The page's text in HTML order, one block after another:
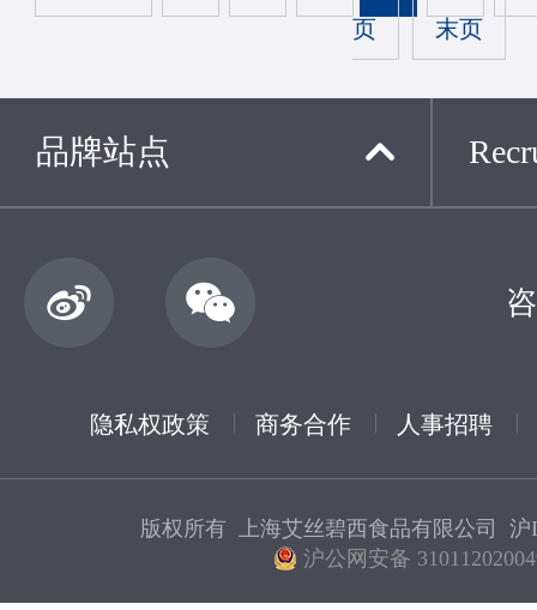
页
末页
品牌站点
隐私权政策 商务合作 人事招聘
版权所有 上海艾丝碧西食品有限公司 沪
沪公网安备